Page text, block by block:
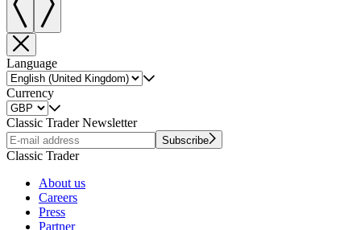
Language
Currency
Classic Trader Newsletter
Subscribe
Classic Trader
About us
Careers
Press
Partner